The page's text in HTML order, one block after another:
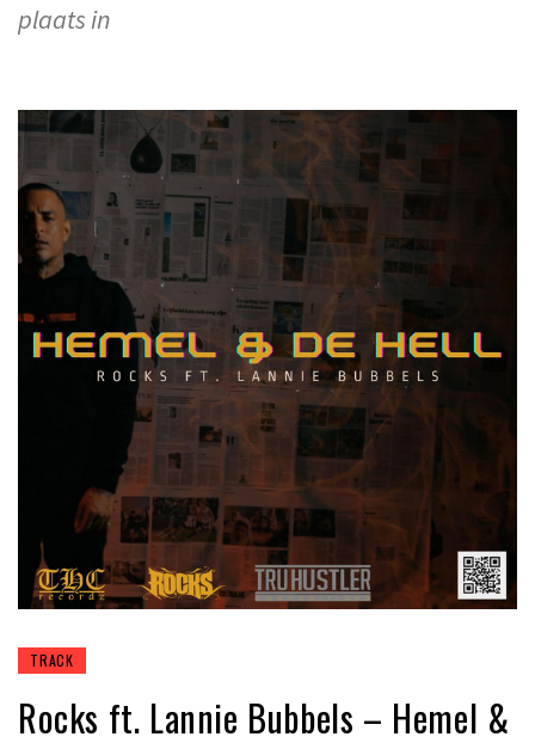
plaats in
TRACK
Rocks ft. Lannie Bubbels – Hemel &